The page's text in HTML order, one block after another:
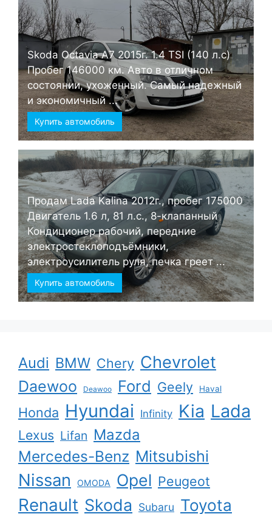
Skoda Octavia А7 2015г. 1.4 TSI (140 л.с)
Пробег 146000 км. Авто в отличном
состоянии, ухоженный. Самый надежный
и экономичный ...
Купить автомобиль
Продам Lada Kalina 2012г., пробег 175000
Двигатель 1.6 л, 81 л.с., 8-клапанный
Кондиционер рабочий, передние
электростеклоподъёмники,
электроусилитель руля, печка греет ...
Купить автомобиль
Audi BMW Chery Chevrolet
Daewoo Deawoo Ford Geely Haval
Honda Hyundai Infinity Kia Lada
Lexus Lifan Mazda
Mercedes-Benz Mitsubishi
Nissan OMODA Opel Peugeot
Renault Skoda Subaru Toyota